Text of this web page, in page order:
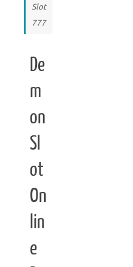
Slot
777
De
m
on
Sl
ot
On
lin
e